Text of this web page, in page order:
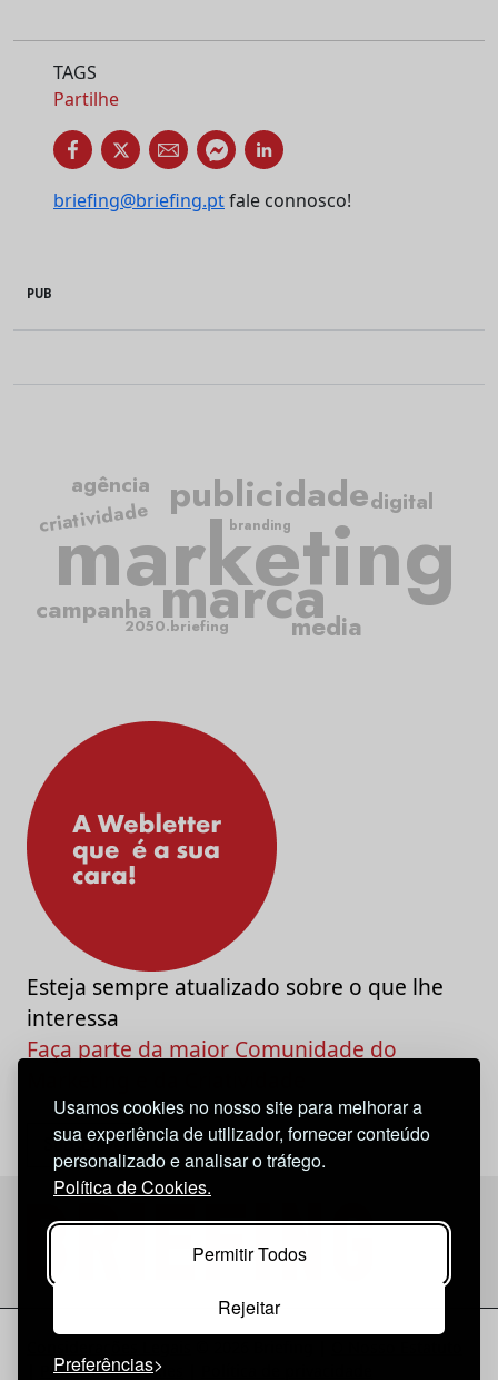
Usamos cookies no nosso site para melhorar a
sua experiência de utilizador, fornecer conteúdo
personalizado e analisar o tráfego.
Política de Cookies.
Permitir Todos
Rejeitar
Preferências
TAGS
Partilhe
briefing@briefing.ptfale connosco!
PUB
marketing
publicidade
marca
criatividade
campanha media
agência
digital
2050.briefing
branding
Esteja sempre atualizado sobre o que lhe
interessa
Faça parte da maior Comunidade do
Política de Cookies